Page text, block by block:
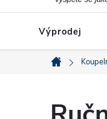
Výprodej
Domů